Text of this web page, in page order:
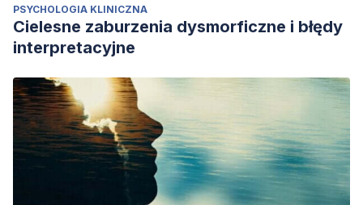
PSYCHOLOGIA KLINICZNA
Cielesne zaburzenia dysmorficzne i błędy
interpretacyjne